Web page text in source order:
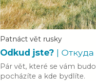
Patnáct vět rusky
Odkud jste? |
Pár vět, které se vám
pocházíte a kde bydlíte.